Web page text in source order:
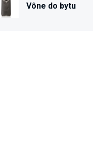
Vône do bytu